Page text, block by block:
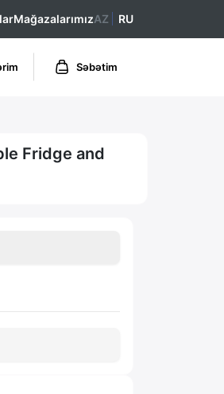
MağazalarımızAZ RU
Səbətim
Fridge and